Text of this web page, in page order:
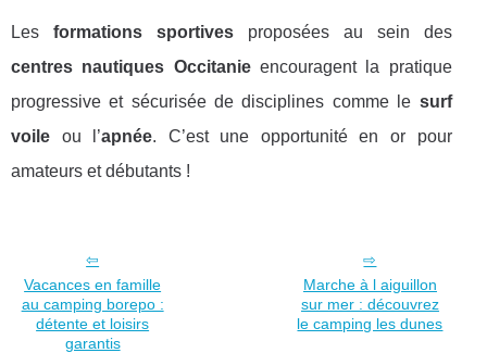
Les formations sportivesproposées au sein des
centres nautiques Occitanieencouragent la pratique
progressive et sécurisée de disciplines comme le surf
voile ou l’apnée. C’est une opportunité en or pour
amateurs et débutants !
Vacances en famille
au camping borepo :
détente et loisirs
garantis
Marche à l aiguillon
sur mer : découvrez
le camping les dunes